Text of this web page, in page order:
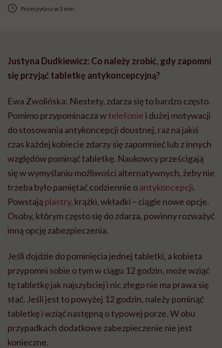
Przeczytasz w 3 min
Justyna Dudkiewicz: Co należy zrobić, gdy zapomni
się przyjąć tabletkę antykoncepcyjną?
Ewa Zwolińska: Niestety, zdarza się to bardzo często.
Pomimo przypominacza wtelefoniei dużej motywacji
do stosowania antykoncepcji doustnej, raz na jakiś
czas każdej kobiecie zdarzy się zapomnieć lub z innych
względów pominąć tabletkę. Naukowcy prześcigają
się w wymyślaniu możliwości alternatywnych, żeby nie
trzeba było pamiętać codziennie oantykoncepcji.
Powstają plastry, krążki, wkładki – ciągle nowe opcje.
Osoby, którym często się do zdarza, powinny rozważyć
inną opcję zabezpieczenia.
Jeśli dojdzie do pominięcia jednej tabletki, a kobieta
przypomni sobie o tym w ciągu 12 godzin, może wziąć
tę tabletkę jak najszybciej i nic złego nie ma prawa się
stać. Jeśli jest to powyżej 12 godzin, należy pominąć
tabletkę i wziąć następną o typowej porze. W obu
przypadkach dodatkowe zabezpieczenie nie jest
konieczne.